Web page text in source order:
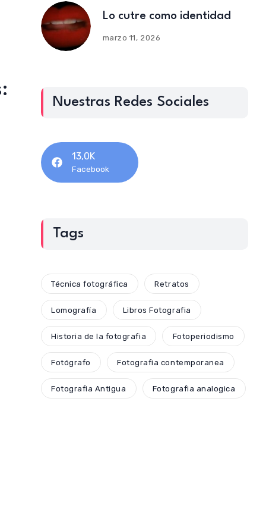
Lo cutre como identidad
marzo 11, 2026
Nuestras Redes Sociales
13,0K
Facebook
Tags
Técnica fotográfica Retratos
Lomografía Libros Fotografia
Historia de la fotografia Fotoperiodismo
Fotógrafo Fotografia contemporanea
Fotografia Antigua Fotografia analogica